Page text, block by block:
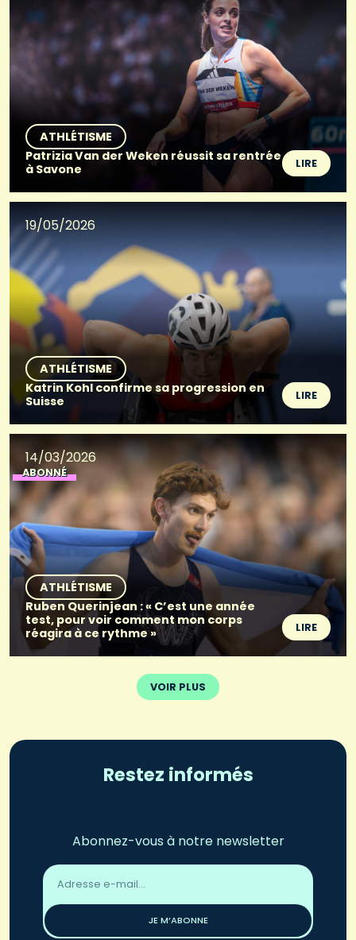
ATHLÉTISME
Patrizia Van der Weken réussit sa rentrée
à Savone
LIRE
19/05/2026
ATHLÉTISME
Katrin Kohl confirme sa progression en
Suisse
LIRE
14/03/2026
ABONNÉ
ATHLÉTISME
Ruben Querinjean : « C’est une année
test, pour voir comment mon corps
réagira à ce rythme »
LIRE
VOIR PLUS
Restez informés
Abonnez-vous à notre newsletter
Adresse
email
JE M’ABONNE